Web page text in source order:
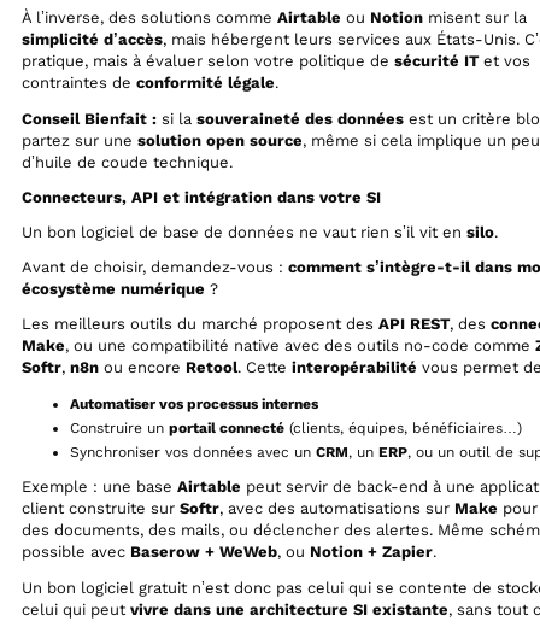
À l’inverse, des solutions comme Airtable ou Notionmisent sur la
simplicité d’accès, mais hébergent leurs services aux États-Unis.
pratique, mais à évaluer selon votre politique de sécurité ITet vos
contraintes de conformité légale.
Conseil Bienfait :si la souveraineté des donnéesest un critère
partez sur une solution open source, même si cela implique un
d’huile de coude technique.
Connecteurs, API et intégration dans votre SI
Un bon logiciel de base de données ne vaut rien s’il vit en silo.
Avant de choisir, demandez-vous : comment s’intègre-t-il dans
écosystème numérique ?
Les meilleurs outils du marché proposent des API REST, des
Make, ou une compatibilité native avec des outils no-code comme
Softr, n8nou encore Retool. Cette interopérabilité vous permet
Automatiser vos processus internes
Construire un portail connecté(clients, équipes, bénéficiaires…)
Synchroniser vos données avec un CRM, un ERP, ou un outil de
Exemple : une base Airtable peut servir de back-end à une
client construite sur Softr, avec des automatisations sur Make
des documents, des mails, ou déclencher des alertes. Même
possible avec Baserow + WeWeb, ou Notion + Zapier.
Un bon logiciel gratuit n’est donc pas celui qui se contente de
celui qui peut vivre dans une architecture SI existante, sans tout